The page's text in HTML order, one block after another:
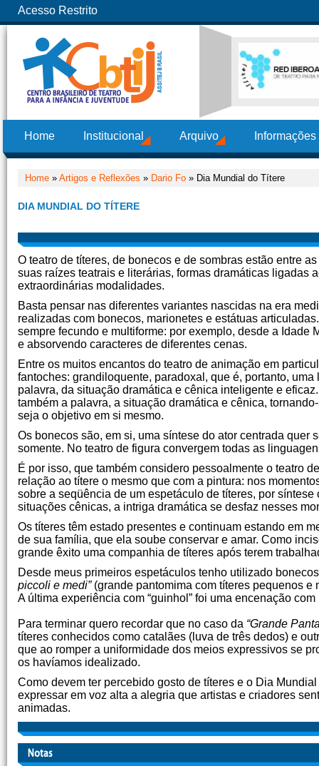
Acesso Restrito
Home Institucional Arquivo
Home » Artigos e Reflexões » Dario Fo » Dia Mundial do Títere
DIA MUNDIAL DO TÍTERE
O teatro de títeres, de bonecos e de sombras estão entre
suas raízes teatrais e literárias, formas dramáticas ligadas
extraordinárias modalidades.
Basta pensar nas diferentes variantes nascidas na era
realizadas com bonecos, marionetes e estátuas
sempre fecundo e multiforme: por exemplo, desde a Idade
e absorvendo caracteres de diferentes cenas.
Entre os muitos encantos do teatro de animação em
fantoches: grandiloquente, paradoxal, que é, portanto,
palavra, da situação dramática e cênica inteligente e
também a palavra, a situação dramática e cênica,
seja o objetivo em si mesmo.
Os bonecos são, em si, uma síntese do ator centrada
somente. No teatro de figura convergem todas as
É por isso, que também considero pessoalmente o teatro
relação ao títere o mesmo que com a pintura: nos
sobre a seqüência de um espetáculo de títeres, por
situações cênicas, a intriga dramática se desfaz nesses
Os títeres têm estado presentes e continuam estando em
de sua família, que ela soube conservar e amar. Como
grande êxito uma companhia de títeres após terem
Desde meus primeiros espetáculos tenho utilizado
piccoli e medi” (grande pantomima com títeres pequenos
A última experiência com “guinhol” foi uma encenação
Para terminar quero recordar que no caso da “Grande
títeres conhecidos como catalães (luva de três dedos) e
que ao romper a uniformidade dos meios expressivos se
os havíamos idealizado.
Como devem ter percebido gosto de títeres e o Dia
expressar em voz alta a alegria que artistas e criadores
animadas.